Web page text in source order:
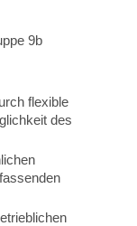
9b
flexible
des